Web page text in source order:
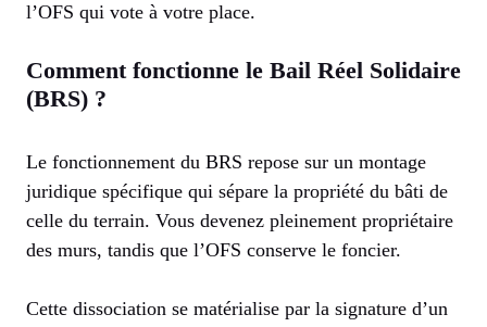
l’OFS qui vote à votre place.
Comment fonctionne le Bail Réel Solidaire
(BRS) ?
Le fonctionnement du BRS repose sur un montage
juridique spécifique qui sépare la propriété du bâti de
celle du terrain. Vous devenez pleinement propriétaire
des murs, tandis que l’OFS conserve le foncier.
Cette dissociation se matérialise par la signature d’un